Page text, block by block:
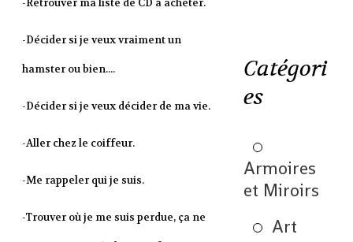
-Décider si je veux vraiment un
hamster ou bien....
-Décider si je veux décider de ma vie.
-Aller chez le coiffeur.
-Me rappeler qui je suis.
-Trouver où je me suis perdue, ça ne
Catégori
es
Armoires
et Miroirs
Art